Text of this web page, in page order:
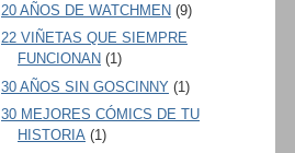
20 AÑOS DE WATCHMEN (9)
22 VIÑETAS QUE SIEMPRE
FUNCIONAN (1)
30 AÑOS SIN GOSCINNY (1)
30 MEJORES CÓMICS DE TU
HISTORIA (1)